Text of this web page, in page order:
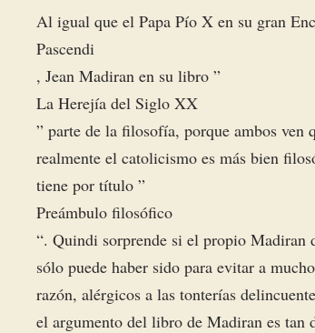
Al igual que el Papa Pío X en su gran
Pascendi
, Jean Madiran en su libro ”
La Herejía del Siglo XX
” parte de la filosofía, porque ambos ven
realmente el catolicismo es más bien
tiene por título ”
Preámbulo filosófico
“. Quindi sorprende si el propio Madiran
sólo puede haber sido para evitar a
razón, alérgicos a las tonterías
el argumento del libro de Madiran es tan